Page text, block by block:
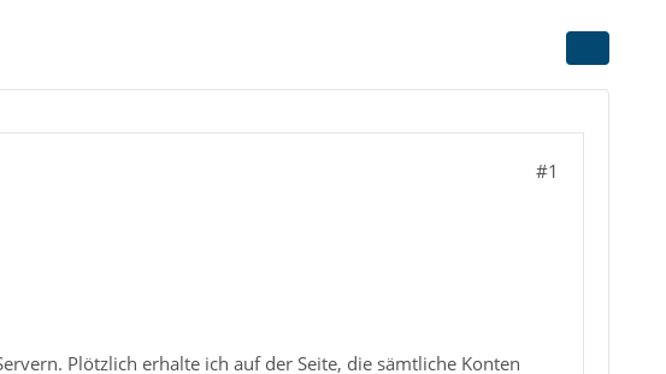
#1
Plötzlich erhalte ich auf der Seite, die sämtliche Konten